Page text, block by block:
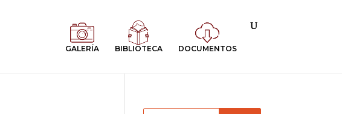
GALERÍA BIBLIOTECA DOCUMENTOS